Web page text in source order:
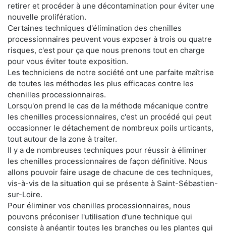
retirer et procéder à une décontamination pour éviter une
nouvelle prolifération.
Certaines techniques d'élimination des chenilles
processionnaires peuvent vous exposer à trois ou quatre
risques, c'est pour ça que nous prenons tout en charge
pour vous éviter toute exposition.
Les techniciens de notre société ont une parfaite maîtrise
de toutes les méthodes les plus efficaces contre les
chenilles processionnaires.
Lorsqu'on prend le cas de la méthode mécanique contre
les chenilles processionnaires, c'est un procédé qui peut
occasionner le détachement de nombreux poils urticants,
tout autour de la zone à traiter.
Il y a de nombreuses techniques pour réussir à éliminer
les chenilles processionnaires de façon définitive. Nous
allons pouvoir faire usage de chacune de ces techniques,
vis-à-vis de la situation qui se présente à Saint-Sébastien-
sur-Loire.
Pour éliminer vos chenilles processionnaires, nous
pouvons préconiser l'utilisation d'une technique qui
consiste à anéantir toutes les branches ou les plantes qui